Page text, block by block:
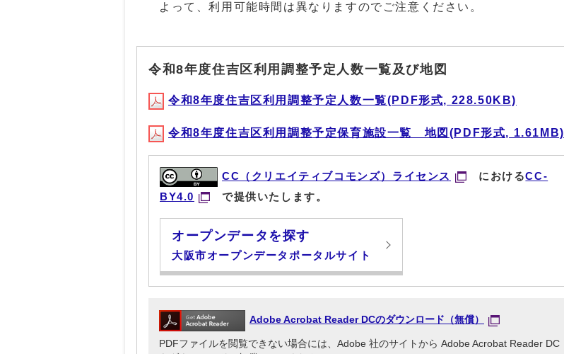
よって、利用可能時間は異なりますのでご注意ください。
令和8年度住吉区利用調整予定人数一覧及び地図
令和8年度住吉区利用調整予定人数一覧(PDF形式, 228.50KB)
令和8年度住吉区利用調整予定保育施設一覧 地図(PDF形式, 1.61MB)
CC（クリエイティブコモンズ）ライセンス におけるCC-
BY4.0
で提供いたします。
オープンデータを探す
大阪市オープンデータポータルサイト
Adobe Acrobat Reader DCのダウンロード（無償）
PDFファイルを閲覧できない場合には、Adobe 社のサイトから Adobe Acrobat Reader DC